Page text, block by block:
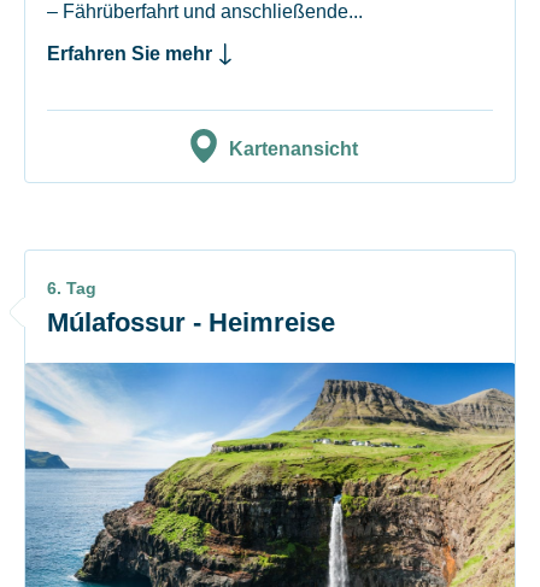
– Fährüberfahrt und anschließende...
Erfahren Sie mehr
Kartenansicht
6. Tag
Múlafossur - Heimreise